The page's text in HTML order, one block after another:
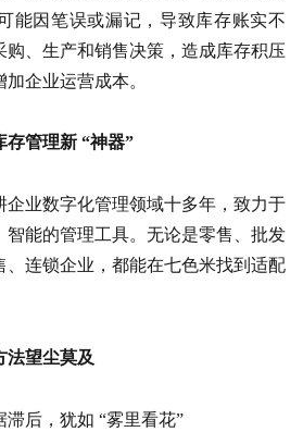
能因笔误或漏记，导致库存账实不
购、生产和销售决策，造成库存积压
企业运营成本。
存管理新 “神器”
企业数字化管理领域十多年，致力于
智能的管理工具。无论是零售、批发
、连锁企业，都能在七色米找到适配
法望尘莫及
滞后，犹如 “雾里看花”